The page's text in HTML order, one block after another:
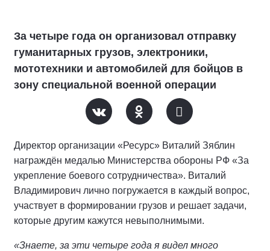
За четыре года он организовал отправку
гуманитарных грузов, электроники,
мототехники и автомобилей для бойцов в
зону специальной военной операции
Директор организации «Ресурс» Виталий Зяблин
награждён медалью Министерства обороны РФ «За
укрепление боевого сотрудничества». Виталий
Владимирович лично погружается в каждый вопрос,
участвует в формировании грузов и решает задачи,
которые другим кажутся невыполнимыми.
«Знаете, за эти четыре года я видел много